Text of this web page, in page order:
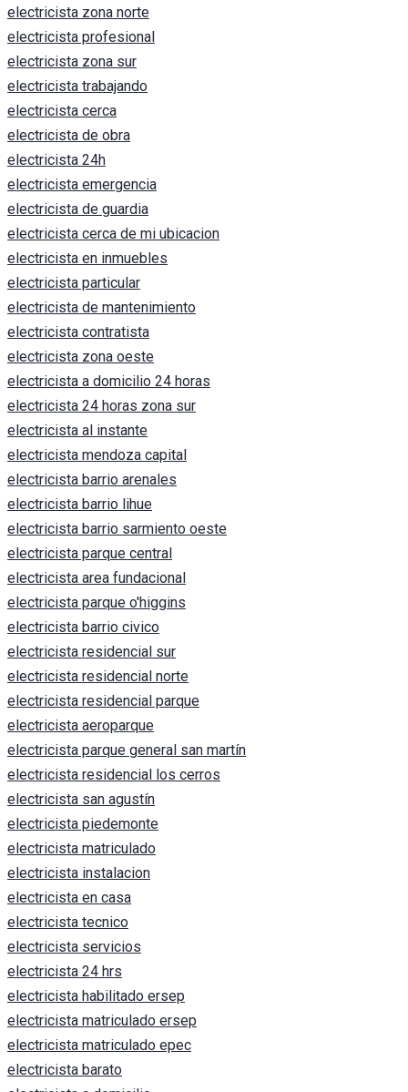
electricista zona norte
electricista profesional
electricista zona sur
electricista trabajando
electricista cerca
electricista de obra
electricista 24h
electricista emergencia
electricista de guardia
electricista cerca de mi ubicacion
electricista en inmuebles
electricista particular
electricista de mantenimiento
electricista contratista
electricista zona oeste
electricista a domicilio 24 horas
electricista 24 horas zona sur
electricista al instante
electricista mendoza capital
electricista barrio arenales
electricista barrio lihue
electricista barrio sarmiento oeste
electricista parque central
electricista area fundacional
electricista parque o'higgins
electricista barrio civico
electricista residencial sur
electricista residencial norte
electricista residencial parque
electricista aeroparque
electricista parque general san martín
electricista residencial los cerros
electricista san agustín
electricista piedemonte
electricista matriculado
electricista instalacion
electricista en casa
electricista tecnico
electricista servicios
electricista 24 hrs
electricista habilitado ersep
electricista matriculado ersep
electricista matriculado epec
electricista barato